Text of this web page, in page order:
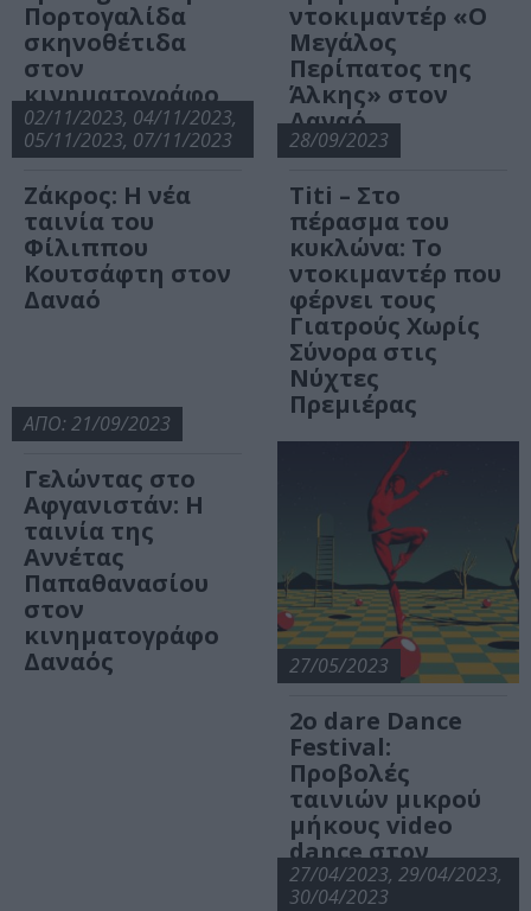
Πορτογαλίδα
σκηνοθέτιδα
στον
κινηματογράφο
Δαναό
ντοκιμαντέρ «Ο
Μεγάλος
Περίπατος της
Άλκης» στον
Δαναό
02/11/2023, 04/11/2023,
05/11/2023, 07/11/2023
Ζάκρος: Η νέα
ταινία του
Φίλιππου
Κουτσάφτη στον
Δαναό
28/09/2023
Titi – Στο
πέρασμα του
κυκλώνα: Το
ντοκιμαντέρ που
φέρνει τους
Γιατρούς Χωρίς
Σύνορα στις
Νύχτες
Πρεμιέρας
ΑΠΟ: 21/09/2023
Γελώντας στο
Αφγανιστάν: Η
ταινία της
Αννέτας
Παπαθανασίου
στον
κινηματογράφο
Δαναός
27/05/2023
2ο dare Dance
Festival:
Προβολές
ταινιών μικρού
μήκους video
dance στον
Δαναό!
27/04/2023, 29/04/2023,
30/04/2023